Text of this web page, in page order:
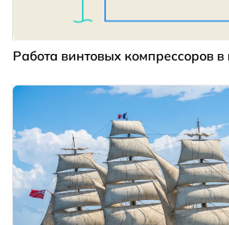
Работа винтовых компрессоров в